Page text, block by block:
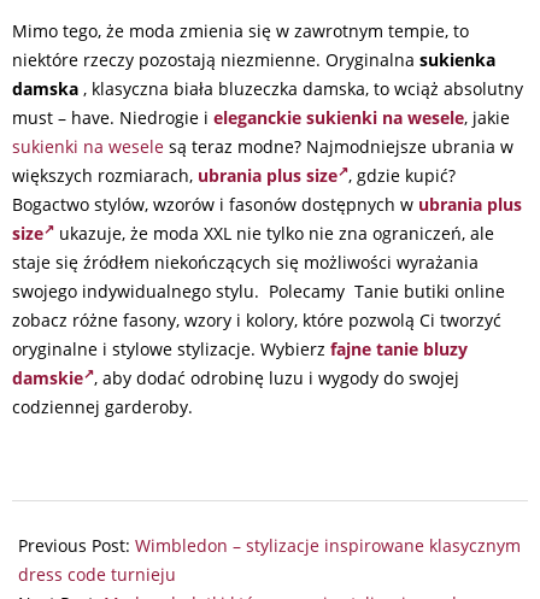
Mimo tego, że moda zmienia się w zawrotnym tempie, to
niektóre rzeczy pozostają niezmienne. Oryginalna sukienka
damska , klasyczna biała bluzeczka damska, to wciąż absolutny
must – have. Niedrogie i eleganckie sukienki na wesele, jakie
sukienki na wesele są teraz modne? Najmodniejsze ubrania w
większych rozmiarach, ubrania plus size , gdzie kupić?
Bogactwo stylów, wzorów i fasonów dostępnych w ubrania plus
size
ukazuje, że moda XXL nie tylko nie zna ograniczeń, ale
staje się źródłem niekończących się możliwości wyrażania
swojego indywidualnego stylu. Polecamy Tanie butiki online
zobacz różne fasony, wzory i kolory, które pozwolą Ci tworzyć
oryginalne i stylowe stylizacje. Wybierz fajne tanie bluzy
damskie , aby dodać odrobinę luzu i wygody do swojej
codziennej garderoby.
07-
11
Previous Post: Wimbledon – stylizacje inspirowane klasycznym
dress code turnieju